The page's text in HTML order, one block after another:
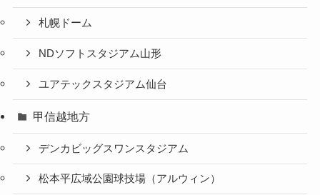
札幌ドーム
NDソフトスタジアム山形
ユアテックスタジアム仙台
甲信越地方
デンカビッグスワンスタジアム
松本平広域公園球技場（アルウィン）